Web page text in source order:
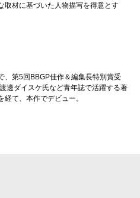
取材に基づいた人物描写を得意とす
、第5回BBGP佳作＆編集長特別賞受
邊ダイスケ氏など青年誌で活躍する著
て、本作でデビュー。